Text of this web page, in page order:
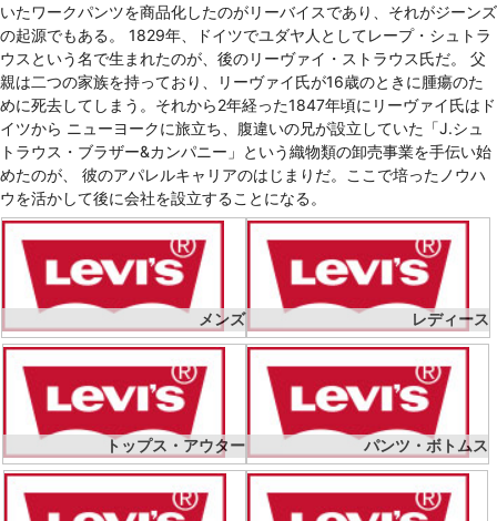
いたワークパンツを商品化したのがリーバイスであり、それがジーンズ
の起源でもある。 1829年、ドイツでユダヤ人としてレープ・シュトラ
ウスという名で生まれたのが、後のリーヴァイ・ストラウス氏だ。 父
親は二つの家族を持っており、リーヴァイ氏が16歳のときに腫瘍のた
めに死去してしまう。それから2年経った1847年頃にリーヴァイ氏はド
イツから ニューヨークに旅立ち、腹違いの兄が設立していた「J.シュ
トラウス・ブラザー&カンパニー」という織物類の卸売事業を手伝い始
めたのが、 彼のアパレルキャリアのはじまりだ。ここで培ったノウハ
ウを活かして後に会社を設立することになる。
メンズ レディース
トップス・アウター パンツ・ボトムス